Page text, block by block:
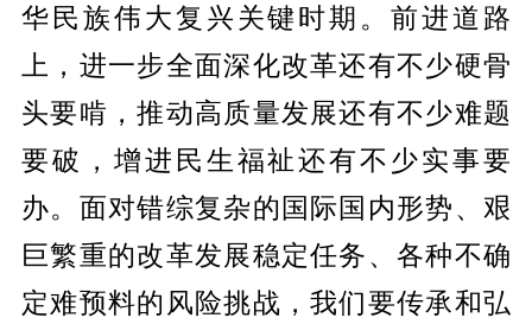
华民族伟大复兴关键时期。前进道路
上，进一步全面深化改革还有不少硬骨
头要啃，推动高质量发展还有不少难题
要破，增进民生福祉还有不少实事要
办。面对错综复杂的国际国内形势、艰
巨繁重的改革发展稳定任务、各种不确
定难预料的风险挑战，我们要传承和弘